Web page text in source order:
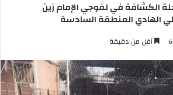
الكشافة في لفوجي الإمام زين
الهادي المنطقة السادسة
أقل من دقيقة